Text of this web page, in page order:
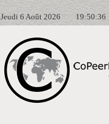
Jeudi 6 Août 2026 19:50:36